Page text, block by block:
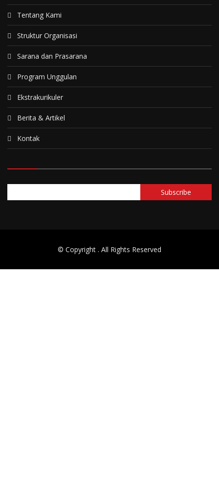
Tentang Kami
Struktur Organisasi
Sarana dan Prasarana
Program Unggulan
Ekstrakurikuler
Berita & Artikel
Kontak
© Copyright . All Rights Reserved